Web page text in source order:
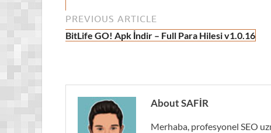
PREVIOUS ARTICLE
BitLife GO! Apk İndir – Full Para Hilesi v1.0.16
About SAFİR
Merhaba, profesyonel SEO